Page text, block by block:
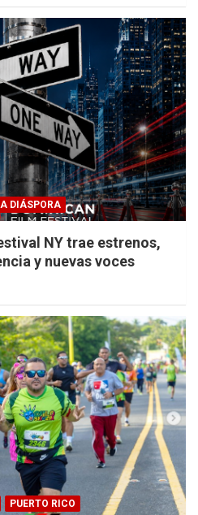
DIÁSPORA
NY trae estrenos,
y nuevas voces
PUERTO RICO